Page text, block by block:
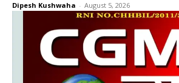
Dipesh Kushwaha - August 5, 2026